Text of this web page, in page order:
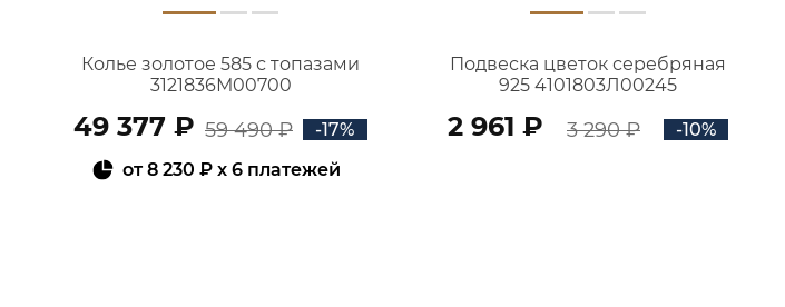
Колье золотое 585 с топазами
3121836М00700
49 377 ₽ 59 490 ₽
-17%
от8 230 ₽x 6 платежей
Подвеска цветок серебряная
925 4101803Л00245
2 961 ₽ 3 290 ₽ -10%